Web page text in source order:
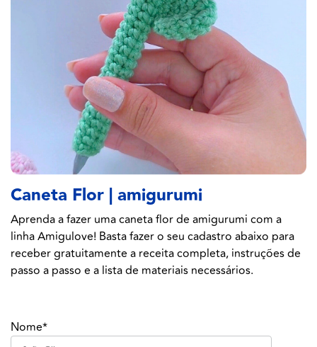
Caneta Flor | amigurumi
Aprenda a fazer uma caneta flor de amigurumi com a
linha Amigulove! Basta fazer o seu cadastro abaixo para
receber gratuitamente a receita completa, instruções de
passo a passo e a lista de materiais necessários.
Nome*